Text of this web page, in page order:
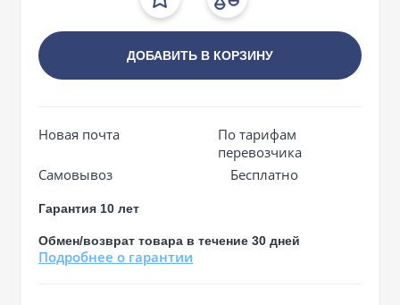
ДОБАВИТЬ В КОРЗИНУ
Новая почта
По тарифам
перевозчика
Самовывоз
Бесплатно
Гарантия 10 лет
Обмен/возврат товара в течение 30 дней
Подробнее о гарантии